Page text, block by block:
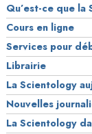
Qu’est-ce que la
Cours en ligne
Services pour
Librairie
La Scientology
Nouvelles
La Scientology